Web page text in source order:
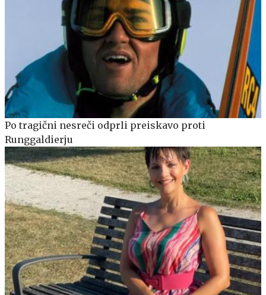
Po tragični nesreči odprli preiskavo proti
Runggaldierju